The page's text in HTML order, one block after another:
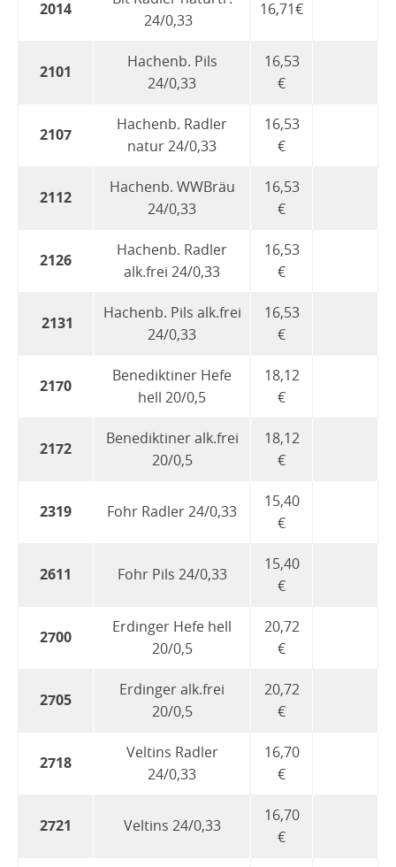
2014
24/0,33
16,71€
2101
Hachenb. Pils
24/0,33
16,53
€
2107
Hachenb. Radler
natur 24/0,33
16,53
€
2112
Hachenb. WWBräu
24/0,33
16,53
€
2126
Hachenb. Radler
alk.frei 24/0,33
16,53
€
2131
Hachenb. Pils alk.frei
24/0,33
16,53
€
2170
Benediktiner Hefe
hell 20/0,5
18,12
€
2172
Benediktiner alk.frei
20/0,5
18,12
€
2319 Fohr Radler 24/0,33
15,40
€
2611 Fohr Pils 24/0,33
15,40
€
2700
Erdinger Hefe hell
20/0,5
20,72
€
2705
Erdinger alk.frei
20/0,5
20,72
€
2718
Veltins Radler
24/0,33
16,70
€
2721 Veltins 24/0,33
16,70
€